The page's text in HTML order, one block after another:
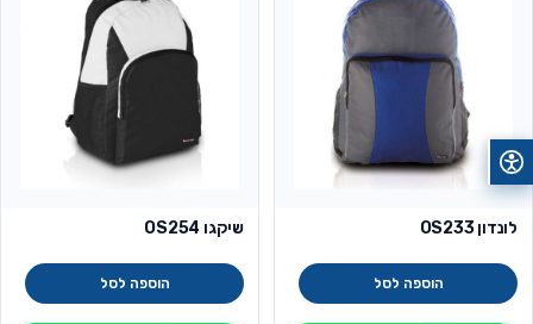
לונדון OS233
הוספה לסל
שיקגו OS254
הוספה לסל